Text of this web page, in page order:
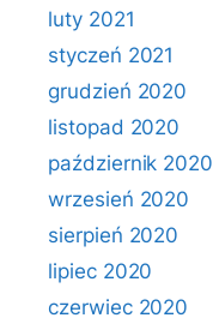
luty 2021
styczeń 2021
grudzień 2020
listopad 2020
październik 2020
wrzesień 2020
sierpień 2020
lipiec 2020
czerwiec 2020